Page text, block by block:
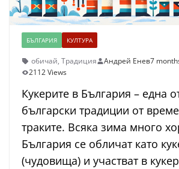
БЪЛГАРИЯ КУЛТУРА
обичай, Традиция Андрей Енев7
2112 Views
Кукерите в България – една
български традиции от
траките. Всяка зима много
България се обличат като
(чудовища) и участват в